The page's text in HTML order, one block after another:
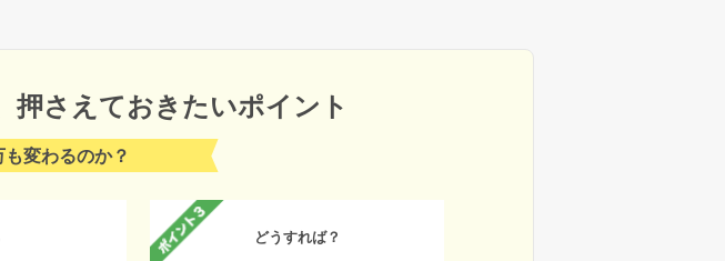
押さえておきたいポイント
変わるのか？
どうすれば？